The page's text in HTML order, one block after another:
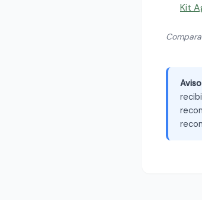
Kit